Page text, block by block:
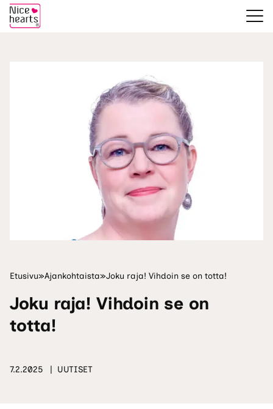
Etusivu»Ajankohtaista»Joku raja! Vihdoin se on totta!
Joku raja! Vihdoin se on
totta!
7.2.2025 UUTISET